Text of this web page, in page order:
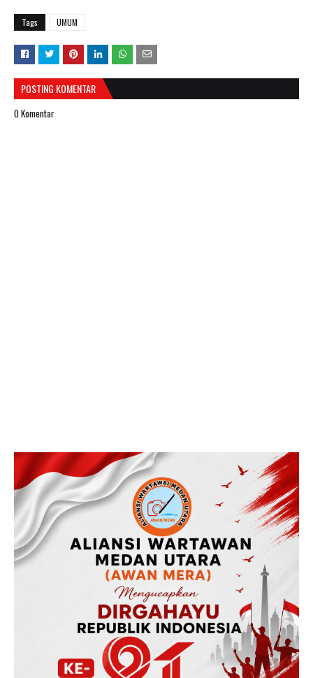
Tags UMUM
POSTING KOMENTAR
0 Komentar